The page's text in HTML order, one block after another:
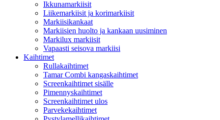
Ikkunamarkiisit
Liikemarkiisit ja korimarkiisit
Markiisikankaat
Markiisien huolto ja kankaan uusiminen
Markilux markiisit
Vapaasti seisova markiisi
Kaihtimet
Rullakaihtimet
Tamar Combi kangaskaihtimet
Screenkaihtimet sisälle
Pimennyskaihtimet
Screenkaihtimet ulos
Parvekekaihtimet